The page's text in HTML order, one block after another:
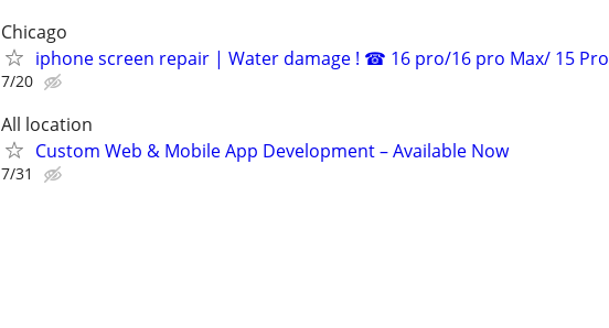
Chicago
iphone screen repair | Water damage ! ☎ 16 pro/16 pro Max/ 15 Pro
7/20
All location
Custom Web & Mobile App Development – Available Now
7/31